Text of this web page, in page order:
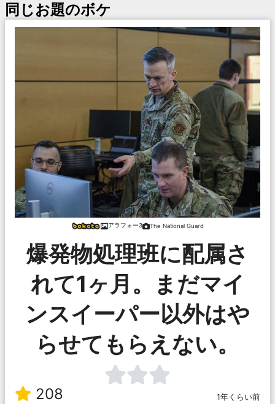
同じお題のボケ
アラフォー3 The National Guard
爆発物処理班に配属さ
れて1ヶ月。まだマイ
ンスイーパー以外はや
らせてもらえない。
208 1年くらい前